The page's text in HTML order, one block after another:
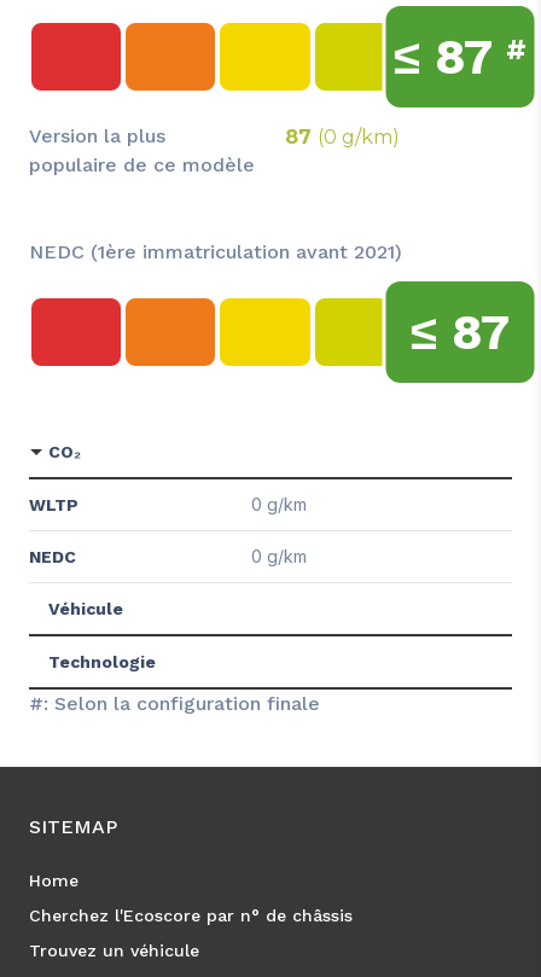
≤ 87 #
Version la plus
populaire de ce modèle
87 (0 g/km)
NEDC (1ère immatriculation avant 2021)
≤ 87
CO₂
WLTP 0 g/km
NEDC 0 g/km
Véhicule
Technologie
#: Selon la configuration finale
SITEMAP
Home
Cherchez l'Ecoscore par n° de châssis
Trouvez un véhicule